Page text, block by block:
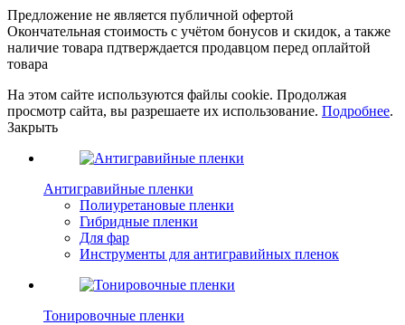
Предложение не является публичной офертой
Окончательная стоимость с учётом бонусов и скидок, а также
наличие товара пдтверждается продавцом перед оплайтой
товара
На этом сайте используются файлы cookie. Продолжая
просмотр сайта, вы разрешаете их использование. Подробнее.
Закрыть
Антигравийные пленки
Полиуретановые пленки
Гибридные пленки
Для фар
Инструменты для антигравийных пленок
Тонировочные пленки